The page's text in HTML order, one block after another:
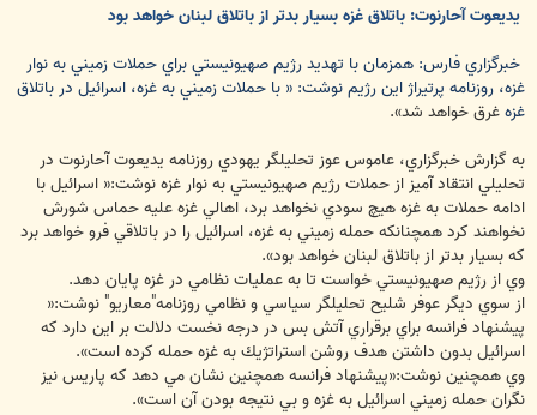
ت
يديعوت آحارنوت: باتلاق غزه بسيار بدتر از باتلاق لبنان خواهد بود
خبرگزاري فارس: همزمان با تهديد رژيم صهيونيستي براي حملات زميني به نوار
غزه، روزنامه پرتيراژ اين رژيم نوشت: « با حملات زميني به غزه، اسرائيل در باتلاق
غزهغرق خواهد شد».
به گزارش خبرگزاري، عاموس عوز تحليلگر يهودي روزنامه يديعوت آحارنوت در
تحليلي انتقاد آميز از حملات رژيم صهيونيستي به نوار غزه نوشت:« اسرائيل با
ادامه حملات به غزه هيچ سودي نخواهد برد، اهالي غزه عليه حماس شورش
نخواهند كرد همچنانكه حمله زميني به غزه، اسرائيل را در باتلاقي فرو خواهد برد
كه بسيار بدتر از باتلاق لبنان خواهد بود».
وي از رژيم صهيونيستي خواست تا به عمليات نظامي در غزه پايان دهد.
از سوي ديگر عوفر شليح تحليلگر سياسي و نظامي روزنامه"معاريو" نوشت:«
پيشنهاد فرانسه براي برقراري آتش بس در درجه نخست دلالت بر اين دارد كه
اسرائيل بدون داشتن هدف روشن استراتژيك به غزه حمله كرده است».
وي همچنين نوشت:«پيشنهاد فرانسه همچنين نشان مي دهد كه پاريس نيز
نگران حمله زميني اسرائيل به غزه و بي نتيجه بودن آن است».